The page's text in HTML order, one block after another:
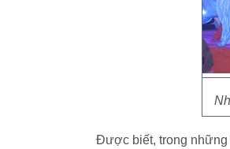
Được biết, trong những